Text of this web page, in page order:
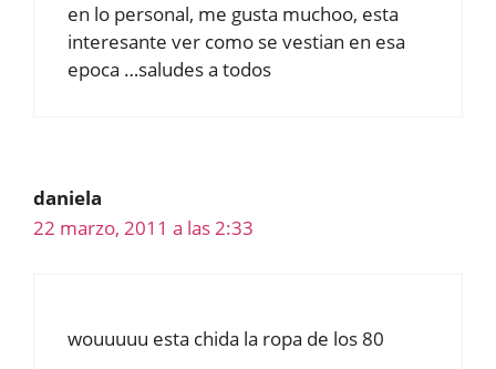
en lo personal, me gusta muchoo, esta
interesante ver como se vestian en esa
epoca …saludes a todos
daniela
22 marzo, 2011 a las 2:33
wouuuuu esta chida la ropa de los 80